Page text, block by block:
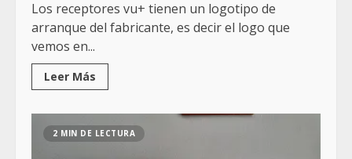
Los receptores vu+ tienen un logotipo de
arranque del fabricante, es decir el logo que
vemos en...
Leer Más
2 MIN DE LECTURA